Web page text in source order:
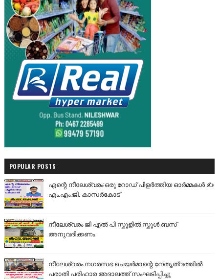
POPULAR POSTS
എന്റെ നീലേശ്വരം:ഒരു റോഡ് പിളർത്തിയ ഓർമ്മകൾ ✍️
എം.എം.ജി. കാസർകോട്
നീലേശ്വരം ജി എൽ പി സ്കൂളിൽ സ്കൂൾ ബസ്
അനുവദിക്കണം
നീലേശ്വരം നഗരസഭ ചെയർമാന്റെ നേതൃത്വത്തിൽ
പരാതി പരിഹാര അദാലത്ത് സംഘടിപ്പിച്ചു